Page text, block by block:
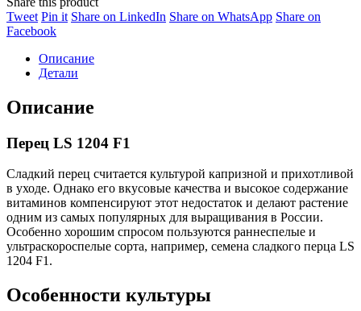
TweetShare
on
Pin itShare
Share on LinkedIn Share
Share on WhatsAppShare
Share on
FacebookShare
Facebook
Описание
Детали
Описание
Перец LS 1204 F1
Сладкий перец считается культурой капризной и прихотливой
в уходе. Однако его вкусовые качества и высокое содержание
витаминов компенсируют этот недостаток и делают растение
одним из самых популярных для выращивания в России.
Особенно хорошим спросом пользуются раннеспелые и
ультраскороспелые сорта, например, семена сладкого перца LS
1204 F1.
Особенности культуры